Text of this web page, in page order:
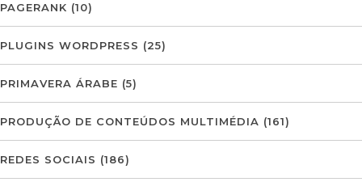
PAGERANK (10)
PLUGINS WORDPRESS (25)
PRIMAVERA ÁRABE (5)
PRODUÇÃO DE CONTEÚDOS MULTIMÉDIA (161)
REDES SOCIAIS (186)